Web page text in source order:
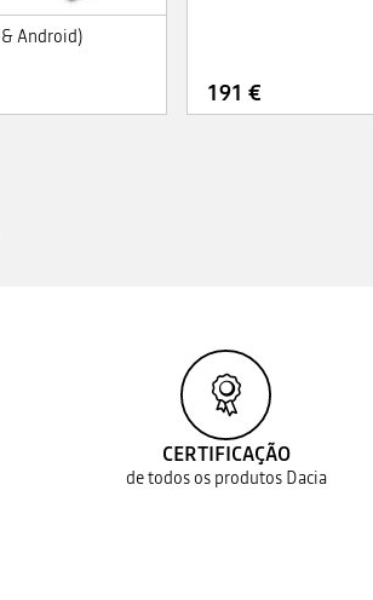
Android)
191 €
CERTIFICAÇÃO
de todos os produtos Dacia